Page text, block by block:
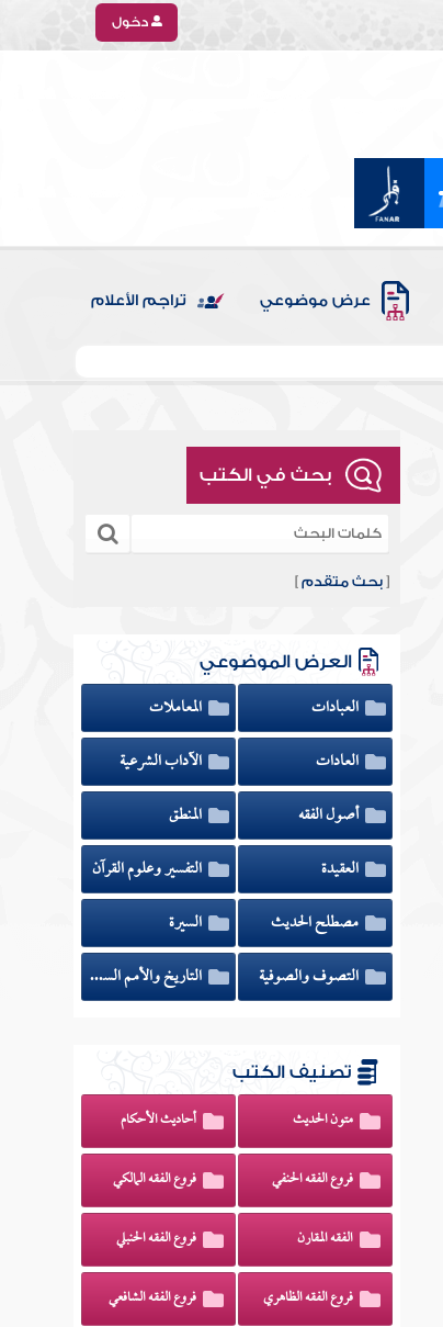
دخول
عرض موضوعي تراجم الأعلام
بحث في الكتب
[بحث متقدم ]
العرض الموضوعي
العبادات
المعاملات
العادات
الآداب الشرعية
أصول الفقه
المنطق
العقيدة
التفسير وعلوم القرآن
مصطلح الحديث
السيرة
التصوف والصوفية
التاريخ والأمم السابقة
تصنيف الكتب
متون الحديث أحاديث الأحكام
فروع الفقه الحنفي فروع الفقه المالكي
الفقه المقارن فروع الفقه الحنبلي
فروع الفقه الظاهري فروع الفقه الشافعي